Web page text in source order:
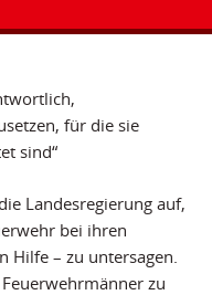
für die sie
sind“
Landesregierung auf,
bei ihren
Hilfe – zu untersagen.
zu